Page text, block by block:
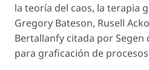
la teoría del caos, la terapia
Gregory Bateson, Rusell
Bertallanfy citada por Segen
para graficación de